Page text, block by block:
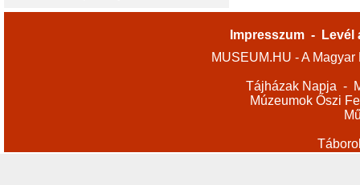
Impresszum -
Levél
MUSEUM.HU - A
Tájházak Napja -
Múzeumok Őszi